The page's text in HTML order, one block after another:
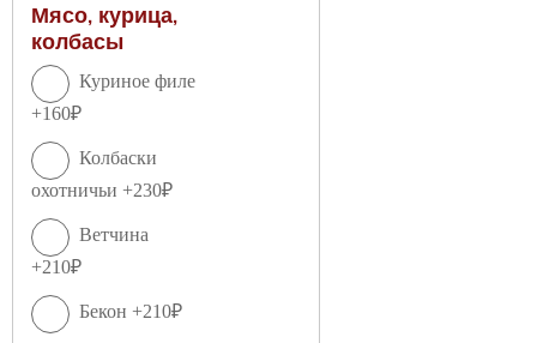
Мясо, курица,
колбасы
Куриное филе
+160₽
Колбаски
охотничьи +230₽
Ветчина
+210₽
Бекон +210₽